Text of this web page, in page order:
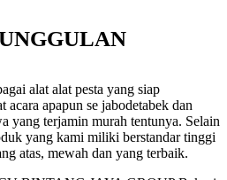
alat alat pesta yang siap
acara apapun se jabodetabek dan
yang terjamin murah tentunya. Selain
yang kami miliki berstandar tinggi
atas, mewah dan yang terbaik.